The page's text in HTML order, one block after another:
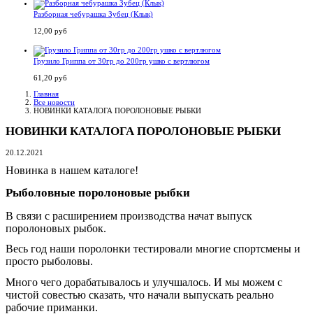
Разборная чебурашка Зубец (Клык)
12,00 руб
Грузило Гриппа от 30гр до 200гр ушко с вертлюгом
61,20 руб
Главная
Все новости
НОВИНКИ КАТАЛОГА ПОРОЛОНОВЫЕ РЫБКИ
НОВИНКИ КАТАЛОГА ПОРОЛОНОВЫЕ РЫБКИ
20.12.2021
Новинка в нашем каталоге!
Рыболовные поролоновые рыбки
В связи с расширением производства начат выпуск
поролоновых рыбок.
Весь год наши поролонки тестировали многие спортсмены и
просто рыболовы.
Много чего дорабатывалось и улучшалось. И мы можем с
чистой совестью сказать, что начали выпускать реально
рабочие приманки.